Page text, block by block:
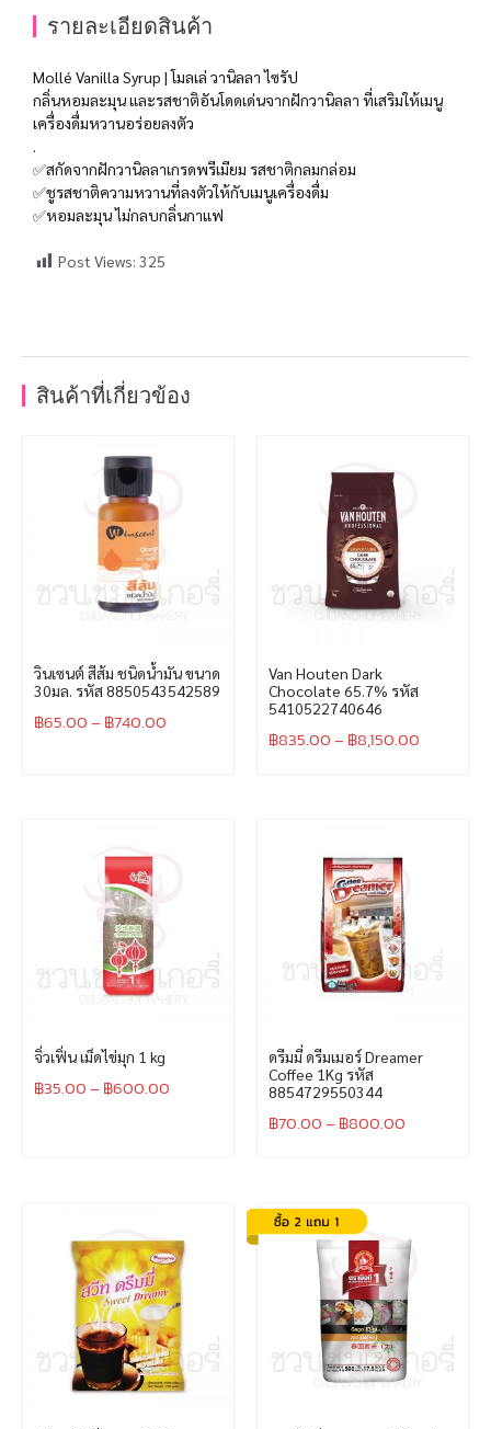
รายละเอียดสินค้า
Mollé Vanilla Syrup | โมลเล่ วานิลลา ไซรัป
กลิ่นหอมละมุน และรสชาติอันโดดเด่นจากฝักวานิลลา ที่เสริมให้เมนู
เครื่องดื่มหวานอร่อยลงตัว
✅สกัดจากฝักวานิลลาเกรดพรีเมียม รสชาติกลมกล่อม
✅ชูรสชาติความหวานที่ลงตัวให้กับเมนูเครื่องดื่ม
✅หอมละมุน ไม่กลบกลิ่นกาแฟ
Post Views: 325
สินค้าที่เกี่ยวข้อง
วินเซนต์ สีส้ม ชนิดน้ำมัน ขนาด
30มล. รหัส 8850543542589
฿65.00– ฿740.00
Van Houten Dark
Chocolate 65.7% รหัส
5410522740646
฿835.00– ฿8,150.00
จิ่วเฟิ่น เม็ดไข่มุก 1 kg
฿35.00– ฿600.00
ดรีมมี่ ดรีมเมอร์ Dreamer
Coffee 1Kg รหัส
8854729550344
฿70.00– ฿800.00